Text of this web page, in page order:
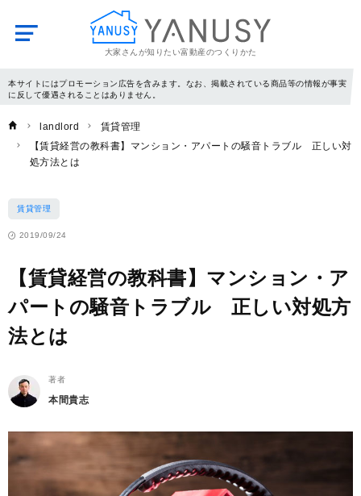
大家さんが知りたい富動産のつくりかた
YANUSY
本サイトにはプロモーション広告を含みます。なお、掲載されている商品等の情報が事実
に反して優遇されることはありません。
landlord
賃貸管理
【賃貸経営の教科書】マンション・アパートの騒音トラブル 正しい対
処方法とは
賃貸管理
2019/09/24
【賃貸経営の教科書】マンション・ア
パートの騒音トラブル 正しい対処方
法とは
著者
本間貴志